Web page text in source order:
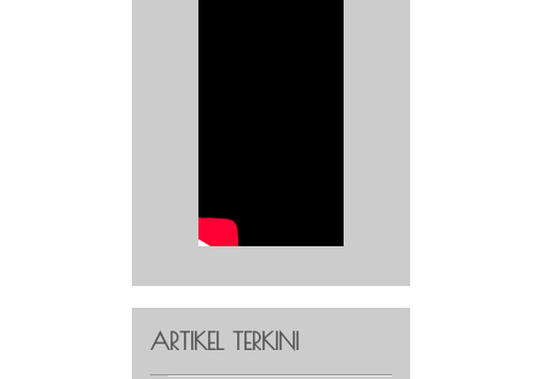
ARTIKEL TERKINI